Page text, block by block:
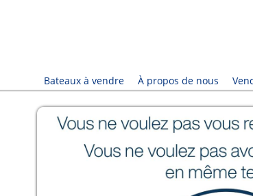
Bateaux à vendre
À propos de nous